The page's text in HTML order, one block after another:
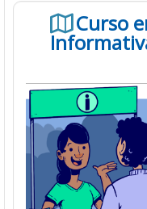
Curso